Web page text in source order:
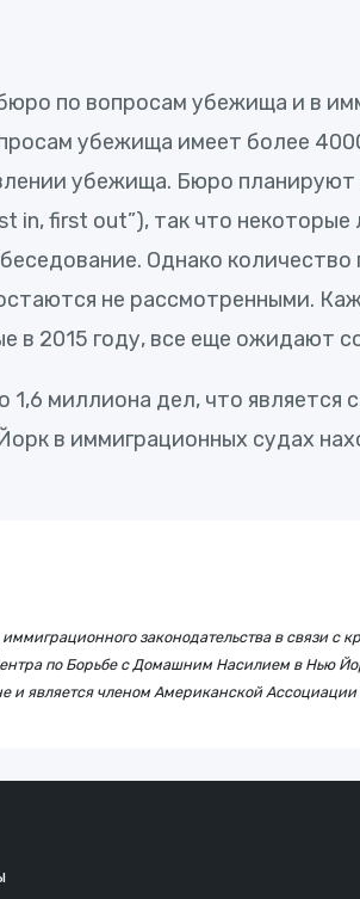
по вопросам убежища и в
убежища имеет более
убежища. Бюро планируют
in, first out”), так что
Однако количество
не рассмотренными.
в 2015 году, все еще ожидают
1,6 миллиона дел, что является
в иммиграционных судах
законодательства в связи с
по Борьбе с Домашним Насилием в Нью
и является членом Американской